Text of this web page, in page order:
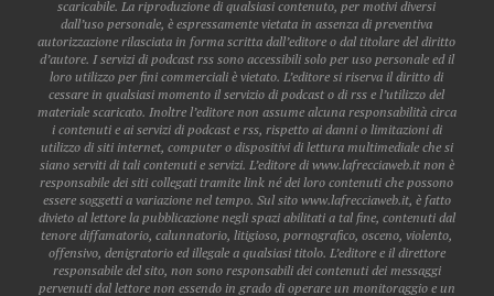
scaricabile. La riproduzione di qualsiasi contenuto, per motivi diversi
dall’uso personale, è espressamente vietata in assenza di preventiva
autorizzazione rilasciata in forma scritta dall’editore o dal titolare del diritto
d’autore. I servizi di podcast rss sono accessibili solo per uso personale ed il
loro utilizzo per fini commerciali è vietato. L’editore si riserva il diritto di
cessare in qualsiasi momento il servizio di podcast o di rss e l’utilizzo del
materiale scaricato. Inoltre l’editore non assume alcuna responsabilità circa
i contenuti e ai servizi di podcast e rss, rispetto ai danni o limitazioni di
utilizzo di siti internet, computer o dispositivi di lettura multimediale che si
siano serviti di tali contenuti e servizi. L’editore di www.lafrecciaweb.it non è
responsabile dei siti collegati tramite link né dei loro contenuti che possono
essere soggetti a variazione nel tempo. Sul sito www.lafrecciaweb.it, è fatto
divieto al lettore la pubblicazione negli spazi abilitati a tal fine, contenuti dal
tenore diffamatorio, calunnatorio, litigioso, pornografico, osceno, violento,
offensivo, denigratorio ed illegale a qualsiasi titolo. L’editore e il direttore
responsabile del sito, non sono responsabili dei contenuti dei messaggi
pervenuti dal lettore non essendo in grado di operare un monitoraggio e un